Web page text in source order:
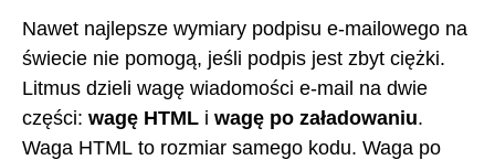
Nawet najlepsze wymiary podpisu e-mailowego na
świecie nie pomogą, jeśli podpis jest zbyt ciężki.
Litmus dzieli wagę wiadomości e-mail na dwie
części: wagę HTML i wagę po załadowaniu.
Waga HTML to rozmiar samego kodu. Waga po